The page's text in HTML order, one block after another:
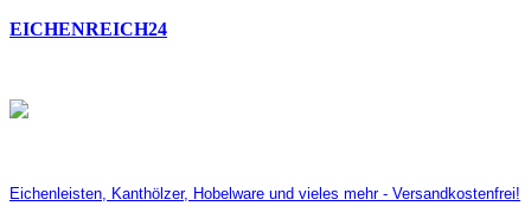
EICHENREICH24
Eichenleisten, Kanthölzer, Hobelware und vieles mehr - Versandkostenfrei!